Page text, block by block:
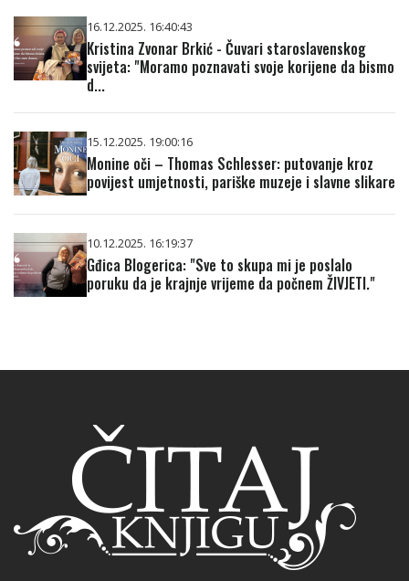
16.12.2025. 16:40:43
Kristina Zvonar Brkić - Čuvari staroslavenskog
svijeta: "Moramo poznavati svoje korijene da bismo
d...
15.12.2025. 19:00:16
Monine oči – Thomas Schlesser: putovanje kroz
povijest umjetnosti, pariške muzeje i slavne slikare
10.12.2025. 16:19:37
Gđica Blogerica: "Sve to skupa mi je poslalo
poruku da je krajnje vrijeme da počnem ŽIVJETI."